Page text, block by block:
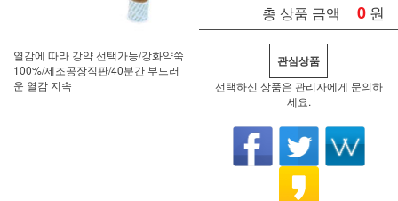
열감에 따라 강약 선택가능/강화약쑥
100%/제조공장직판/40분간 부드러
운 열감 지속
총 상품 금액 0 원
관심상품
선택하신 상품은 관리자에게 문의하
세요.